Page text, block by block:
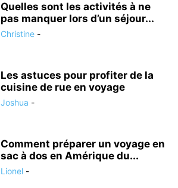
Quelles sont les activités à ne
pas manquer lors d’un séjour...
Christine -
Les astuces pour profiter de la
cuisine de rue en voyage
Joshua -
Comment préparer un voyage en
sac à dos en Amérique du...
Lionel -